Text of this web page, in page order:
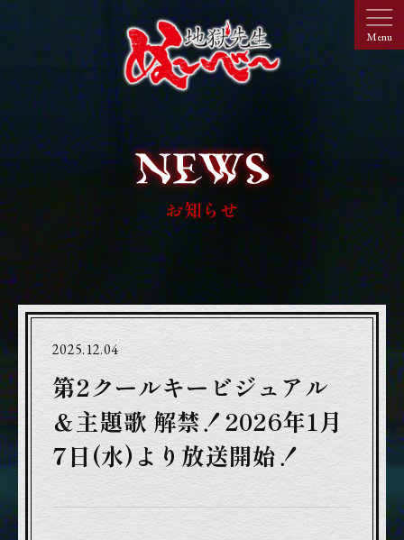
お知らせ
2025.12.04
第2クールキービジュアル
＆主題歌 解禁！2026年1月
7日(水)より放送開始！